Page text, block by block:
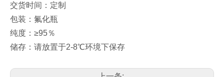
交货时间：定制
包装：氟化瓶
纯度：≥95％
储存：请放置于2-8℃环境下保存